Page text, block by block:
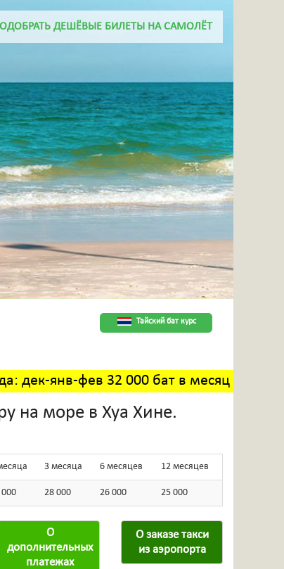
+7 918 656 46 06
ДЕШЁВЫЕ БИЛЕТЫ НА САМОЛЁТ
Тайский бат курс
дек-янв-фев 32 000 бат в месяц
на море в Хуа Хине.
3 месяца 6 месяцев 12 месяцев
28 000 26 000 25 000
О
дополнительных
платежах
О заказе такси
из аэропорта